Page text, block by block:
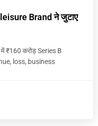
Brand ने जुटाए
₹160 करोड़ Series B
loss, business